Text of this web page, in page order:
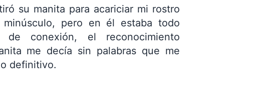
su manita para acariciar mi rostro
pero en él estaba todo
de conexión, el reconocimiento
me decía sin palabras que me
definitivo.